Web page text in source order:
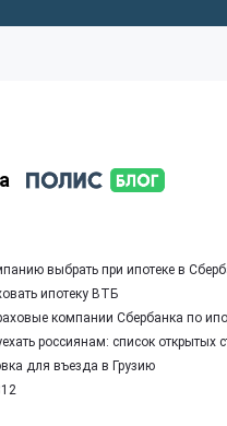
выбрать при ипотеке в
ипотеку ВТБ
компании Сбербанка по
россиянам: список открытых
для въезда в Грузию